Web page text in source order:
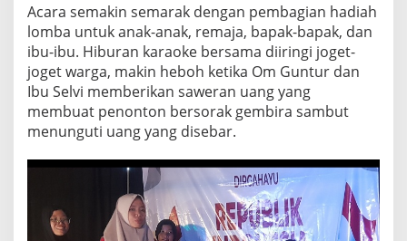
Acara semakin semarak dengan pembagian hadiah
lomba untuk anak-anak, remaja, bapak-bapak, dan
ibu-ibu. Hiburan karaoke bersama diiringi joget-
joget warga, makin heboh ketika Om Guntur dan
Ibu Selvi memberikan saweran uang yang
membuat penonton bersorak gembira sambut
menunguti uang yang disebar.